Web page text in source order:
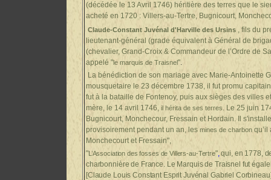
(décédée le 13 Avril 1746) héritière des terres que le
acheté en 1720 : Villers-au-Tertre, Bugnicourt,
Claude-Constant Juvénal d'Harville des Ursins , fils du
lieutenant-général (grade équivalent à Général de
(chevalier, Grand-Croix & Commandeur de l’Ordre de
appelé "le marquis de Traisnel"
La bénédiction de son mariage avec Marie-Antoinette
mousquetaire le 23 décembre 1738, il fut promu
fut à la bataille de Fontenoy, puis aux sièges des villes
mère, le 14 avril 1746, il hérita de ses terres
. Le 25 juin
Bugnicourt, Monchecour, Fressain et Hordain. Il
provisoirement pendant un an, les mines de charbon
Monchecourt et Fressain",
"L’Association des fosses de Villers-au-Tertre",qui, en 1778,
charbonnière de France. Le Marquis de Traisnel fut
[Claude Louis Constant Esprit Juvénal Gabriel